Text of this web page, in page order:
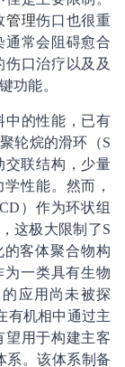
管理伤口也很重
通常会阻碍愈合
口治疗以及及
功能。
中的性能，已有
轮烷的滑环（S
交联结构，少量
性能⁠。然而，
）作为环状组
这极大限制了S
客体聚合物构
为一类具有生物
应用尚未被探
有机相中通过主
望用于构建主客
系。该体系制备